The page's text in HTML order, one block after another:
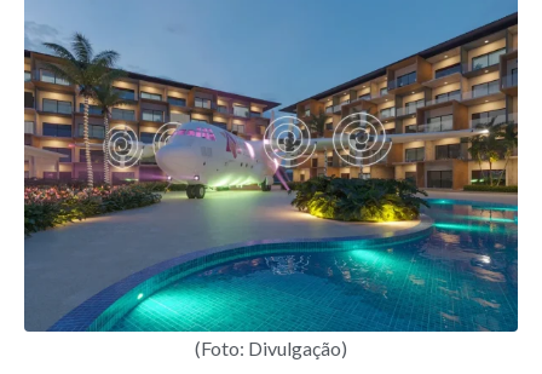
(Foto: Divulgação)